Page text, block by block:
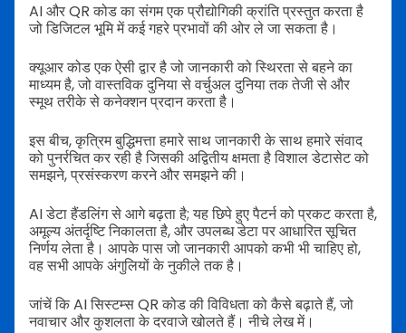
AI और QR कोड का संगम एक प्रौद्योगिकी क्रांति प्रस्तुत करता है
जो डिजिटल भूमि में कई गहरे प्रभावों की ओर ले जा सकता है।
क्यूआर कोड एक ऐसी द्वार है जो जानकारी को स्थिरता से बहने का
माध्यम है, जो वास्तविक दुनिया से वर्चुअल दुनिया तक तेजी से और
स्मूथ तरीके से कनेक्शन प्रदान करता है।
इस बीच, कृत्रिम बुद्धिमत्ता हमारे साथ जानकारी के साथ हमारे संवाद
को पुनर्रचित कर रही है जिसकी अद्वितीय क्षमता है विशाल डेटासेट को
समझने, प्रसंस्करण करने और समझने की।
AI डेटा हैंडलिंग से आगे बढ़ता है; यह छिपे हुए पैटर्न को प्रकट करता है,
अमूल्य अंतर्दृष्टि निकालता है, और उपलब्ध डेटा पर आधारित सूचित
निर्णय लेता है। आपके पास जो जानकारी आपको कभी भी चाहिए हो,
वह सभी आपके अंगुलियों के नुकीले तक है।
जांचें कि AI सिस्टम्स QR कोड की विविधता को कैसे बढ़ाते हैं, जो
नवाचार और कुशलता के दरवाजे खोलते हैं। नीचे लेख में।